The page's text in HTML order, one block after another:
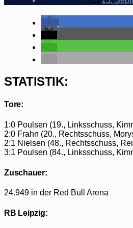
STATISTIK:
Tore:
1:0 Poulsen (19., Linksschuss,
2:0 Frahn (20., Rechtsschuss,
2:1 Nielsen (48., Rechtsschuss,
3:1 Poulsen (84., Linksschuss,
Zuschauer:
24.949 in der Red Bull Arena
RB Leipzig: